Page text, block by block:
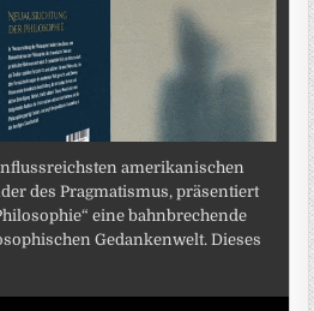
amerikanischen
des Pragmatismus, präsentiert
eine bahnbrechende
Gedankenwelt. Dieses